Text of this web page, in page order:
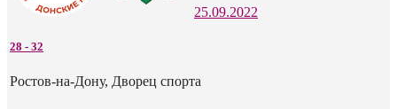
25.09.2022
28 - 32
Ростов-на-Дону, Дворец спорта